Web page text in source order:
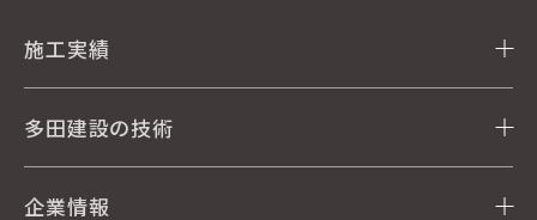
施工実績
多田建設の技術
企業情報